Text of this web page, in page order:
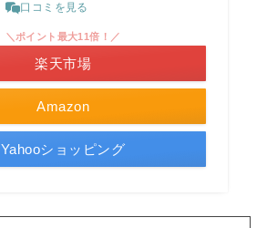
口コミを見る
Amazon
＼ポイント最大11倍！／
楽天市場
Yahooショッピング